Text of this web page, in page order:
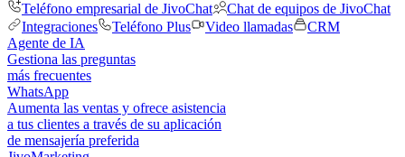
Teléfono empresarial de JivoChat
Chat de equipos de JivoChat
Integraciones
Teléfono Plus Video llamadas
CRM
Agente de IA
Gestiona las preguntas
más frecuentes
WhatsApp
Aumenta las ventas y ofrece asistencia
a tus clientes a través de su aplicación
de mensajería preferida